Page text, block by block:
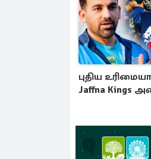
புதிய
Jaffna Kings